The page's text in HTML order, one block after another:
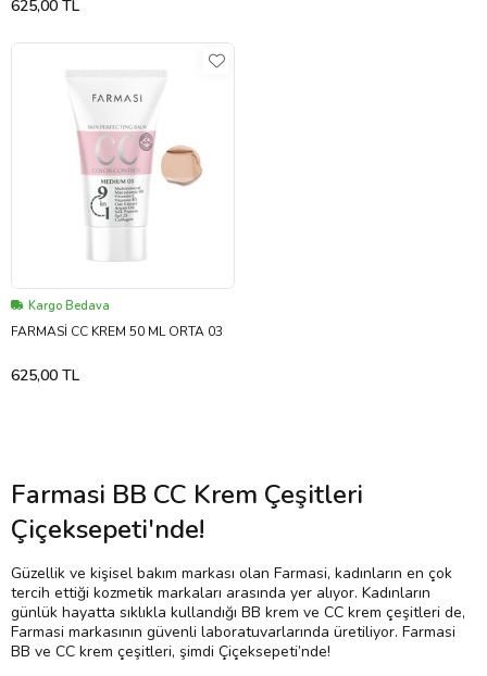
625,00 TL
Kargo Bedava
FARMASİ CC KREM 50 ML ORTA 03
625,00 TL
Farmasi BB CC Krem Çeşitleri
Çiçeksepeti'nde!
Güzellik ve kişisel bakım markası olan Farmasi, kadınların en çok
tercih ettiği kozmetik markaları arasında yer alıyor. Kadınların
günlük hayatta sıklıkla kullandığı BB krem ve CC krem çeşitleri de,
Farmasi markasının güvenli laboratuvarlarında üretiliyor. Farmasi
BB ve CC krem çeşitleri, şimdi Çiçeksepeti’nde!